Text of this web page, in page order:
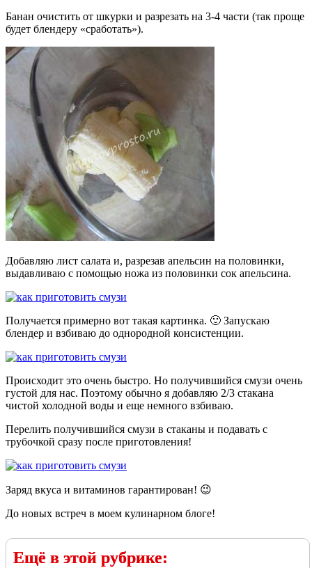
Банан очистить от шкурки и разрезать на 3-4 части (так проще
будет блендеру «сработать»).
Добавляю лист салата и, разрезав апельсин на половинки,
выдавливаю с помощью ножа из половинки сок апельсина.
Получается примерно вот такая картинка. 🙂 Запускаю
блендер и взбиваю до однородной консистенции.
Происходит это очень быстро. Но получившийся смузи очень
густой для нас. Поэтому обычно я добавляю 2/3 стакана
чистой холодной воды и еще немного взбиваю.
Перелить получившийся смузи в стаканы и подавать с
трубочкой сразу после приготовления!
Заряд вкуса и витаминов гарантирован! 😉
До новых встреч в моем кулинарном блоге!
Ещё в этой рубрике: